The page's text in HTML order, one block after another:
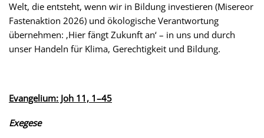
Welt, die entsteht, wenn wir in Bildung investieren (Misereor
Fastenaktion 2026) und ökologische Verantwortung
übernehmen: ‚Hier fängt Zukunft an‘ – in uns und durch
unser Handeln für Klima, Gerechtigkeit und Bildung.
Evangelium: Joh 11, 1–45
Exegese